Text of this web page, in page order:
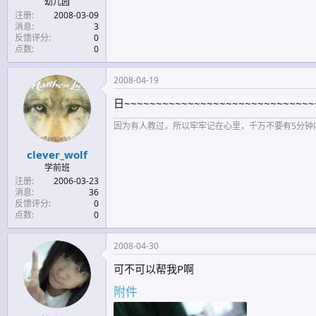
注册
2008-03-09
消息
3
反馈评分
0
点数
0
clever_wolf
学前班
注册
2006-03-23
消息
36
反馈评分
0
点数
0
2008-04-19
日
因为有人教过，所以牢牢记在心里，千万不要有5分
2008-04-30
可不可以帮我P啊
附件